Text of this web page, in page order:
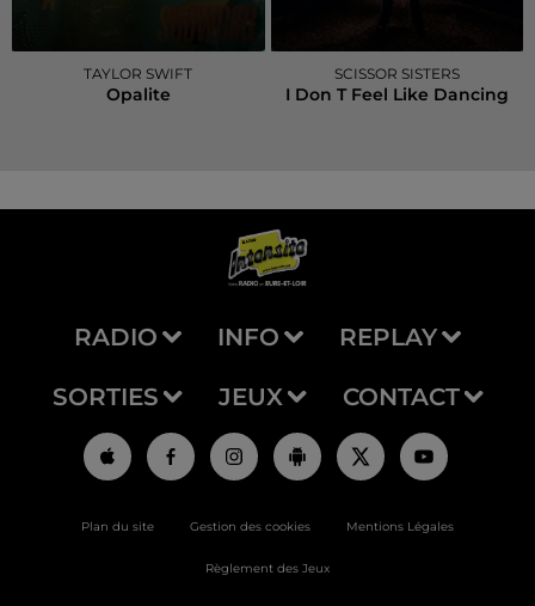
TAYLOR SWIFT
Opalite
SCISSOR SISTERS
I Don T Feel Like Dancing
RADIO INFO REPLAY
SORTIES JEUX CONTACT
Plan du site Gestion des cookies Mentions Légales
Règlement des Jeux